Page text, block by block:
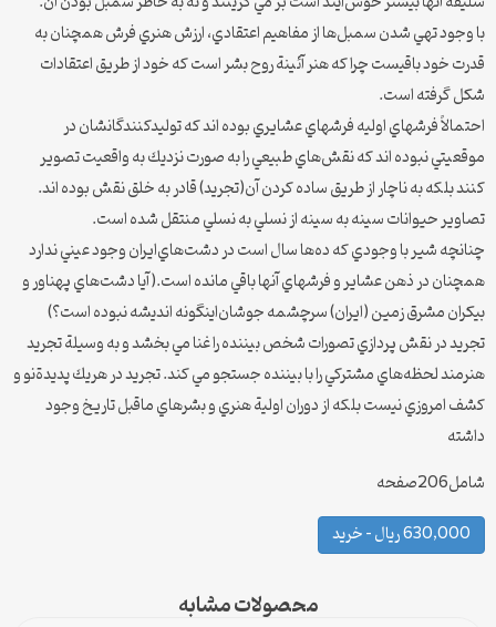
با وجود تهي شدن سمبل‌ها از مفاهيم اعتقادي، ارزش هنري فرش همچنان به
قدرت خود باقيست چرا كه هنر آئينة روح بشر است كه خود از طريق اعتقادات
شكل گرفته است.
احتمالاً فرشهاي اوليه فرشهاي عشايري بوده اند كه توليدكنندگانشان در
موقعيتي نبوده اند كه نقش‌هاي طبيعي را به صورت نزديك به واقعيت تصوير
كنند بلكه به ناچار از طريق ساده كردن آن(تجريد) قادر به خلق نقش بوده اند.
تصاوير حيوانات سينه به سينه از نسلي به نسلي منتقل شده است.
چنانچه شير با وجودي كه ده‌ها سال است در دشت‌هاي‌ايران وجود عيني ندارد
همچنان در ذهن عشاير و فرشهاي آنها باقي مانده است.(آيا دشت‌هاي پهناور و
بيكران مشرق زمين (ايران) سرچشمه جوشان‌اينگونه انديشه نبوده است؟)
تجريد در نقش پردازي تصورات شخص بيننده را غنا مي بخشد و به وسيلة تجريد
هنرمند لحظه‌هاي مشتركي را با بيننده جستجو مي كند. تجريد در هر‌يك پديدة‌نو و
كشف امروزي نيست بلكه از دوران اولية هنري و بشرهاي ماقبل تاريخ وجود
داشته
شامل206صفحه
630,000 ریال – خرید
محصولات مشابه